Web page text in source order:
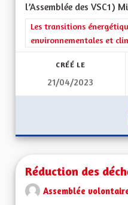
l’Assemblée des VSC1)
Filtrer les résultats de la
Les transitions
environnementales et
CRÉÉ LE
21/04/2023
Réduction des
Assemblée